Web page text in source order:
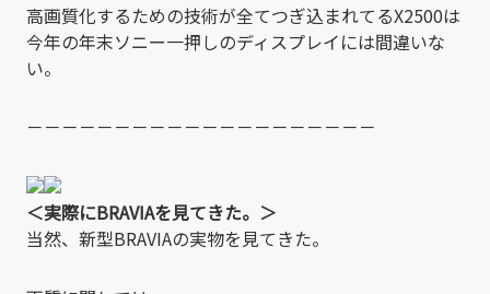
高画質化するための技術が全てつぎ込まれてるX2500は
今年の年末ソニー一押しのディスプレイには間違いな
い。
－－－－－－－－－－－－－－－－－－－－
＜実際にBRAVIAを見てきた。＞
当然、新型BRAVIAの実物を見てきた。